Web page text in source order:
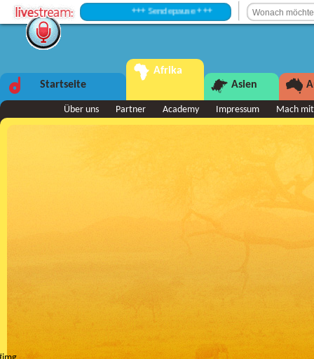
+++ Sendepause +++
Startseite
Afrika
Asien
Über uns Partner Academy Impressum Mach mit